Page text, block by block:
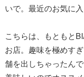
いで。最近のお気に
こちらは、もともと
お店。趣味を極めす
舗を出しちゃったん